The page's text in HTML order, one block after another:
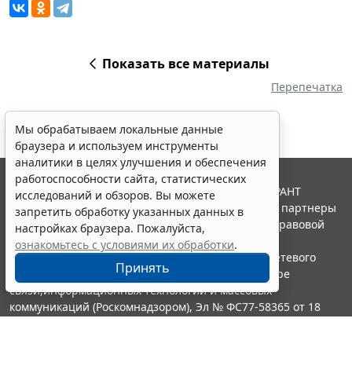
Показать все материалы
Перепечатка
Мы обрабатываем локальные данные
браузера и используем инструменты
аналитики в целях улучшения и обеспечения
работоспособности сайта, статистических
исследований и обзоров. Вы можете
запретить обработку указанных данных в
настройках браузера. Пожалуйста,
ознакомьтесь с условиями их обработки.
Принять
© ООО "НПП "ГАРАНТ-СЕРВИС", 2026. Система ГАРАНТ
выпускается с 1990 года. Компания "Гарант" и ее партнеры
являются участниками Российской ассоциации правовой
информации ГАРАНТ.
Портал ГАРАНТ.РУ зарегистрирован в качестве сетевого
издания Федеральной службой по надзору в сфере
связи,информационных технологий и массовых
коммуникаций (Роскомнадзором), Эл № ФС77-58365 от 18